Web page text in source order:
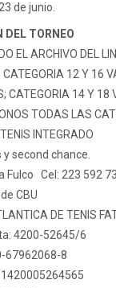
de junio.
DEL TORNEO
EL ARCHIVO DEL
CATEGORIA 12 Y 16
CATEGORIA 14 Y 18
TODAS LAS
INTEGRADO
second chance.
Fulco Cel: 223 592
CBU
DE TENIS
4200-52645/6
67962068-8